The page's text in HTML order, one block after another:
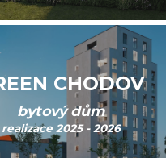
CHODOV
bytový dům
realizace 2025 - 2026